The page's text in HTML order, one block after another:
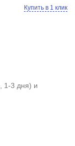
Купить в 1 клик
, 1-3 дня) и